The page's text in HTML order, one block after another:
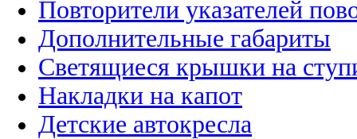
Повторители указателей
Дополнительные габариты
Светящиеся крышки на
Накладки на капот
Детские автокресла